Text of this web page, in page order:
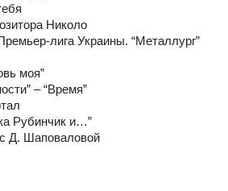
Николо
лига Украины. “Металлург”
моя”
– “Время”
Рубинчик и…”
Д. Шаповаловой